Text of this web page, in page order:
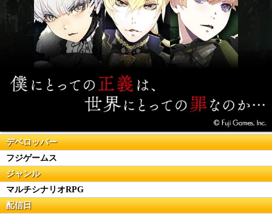
デベロッパー
フジゲームス
ジャンル
マルチシナリオRPG
配信日